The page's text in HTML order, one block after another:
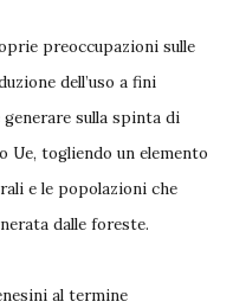
preoccupazioni sulle
dell’uso a fini
sulla spinta di
Ue, togliendo un elemento
e le popolazioni che
dalle foreste.
al termine